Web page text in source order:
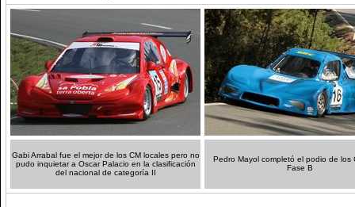
Gabi Arrabal fue el mejor de los CM locales pero no
pudo inquietar a Oscar Palacio en la clasificación
del nacional de categoría II
Pedro Mayol completó el podio de los
Fase B